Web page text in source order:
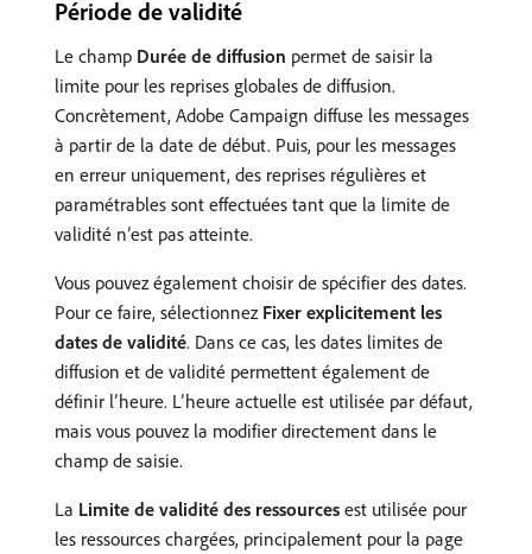
Période de validité
Le champ Durée de diffusion permet de saisir la
limite pour les reprises globales de diffusion.
Concrètement, Adobe Campaign diffuse les messages
à partir de la date de début. Puis, pour les messages
en erreur uniquement, des reprises régulières et
paramétrables sont effectuées tant que la limite de
validité n’est pas atteinte.
Vous pouvez également choisir de spécifier des dates.
Pour ce faire, sélectionnez Fixer explicitement les
dates de validité. Dans ce cas, les dates limites de
diffusion et de validité permettent également de
définir l’heure. L’heure actuelle est utilisée par défaut,
mais vous pouvez la modifier directement dans le
champ de saisie.
La Limite de validité des ressources est utilisée pour
les ressources chargées, principalement pour la page